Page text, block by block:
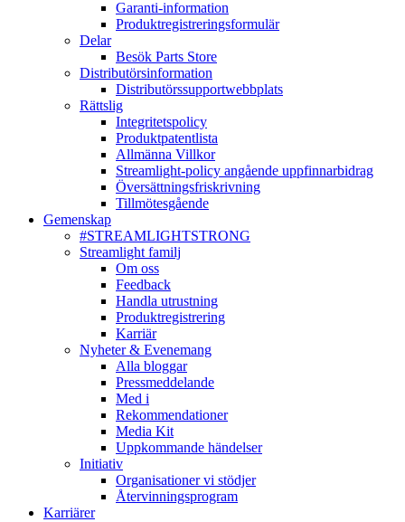
Garanti-information
Produktregistreringsformulär
Delar
Besök Parts Store
Distributörsinformation
Distributörssupportwebbplats
Rättslig
Integritetspolicy
Produktpatentlista
Allmänna Villkor
Streamlight-policy angående uppfinnarbidrag
Översättningsfriskrivning
Tillmötesgående
Gemenskap
#STREAMLIGHTSTRONG
Streamlight familj
Om oss
Feedback
Handla utrustning
Produktregistrering
Karriär
Nyheter & Evenemang
Alla bloggar
Pressmeddelande
Med i
Rekommendationer
Media Kit
Uppkommande händelser
Initiativ
Organisationer vi stödjer
Återvinningsprogram
Karriärer